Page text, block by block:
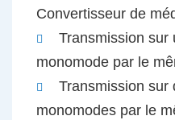
Convertisseur de
Transmission sur
monomode par le
Transmission sur
monomodes par le